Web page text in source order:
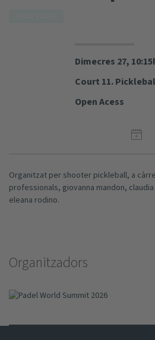
Dimecres 27,
Court 11.
Open Acess
Organitzat per shooter pickleball, a
professionals, giovanna mandon,
eleana rodino.
Organitzadors